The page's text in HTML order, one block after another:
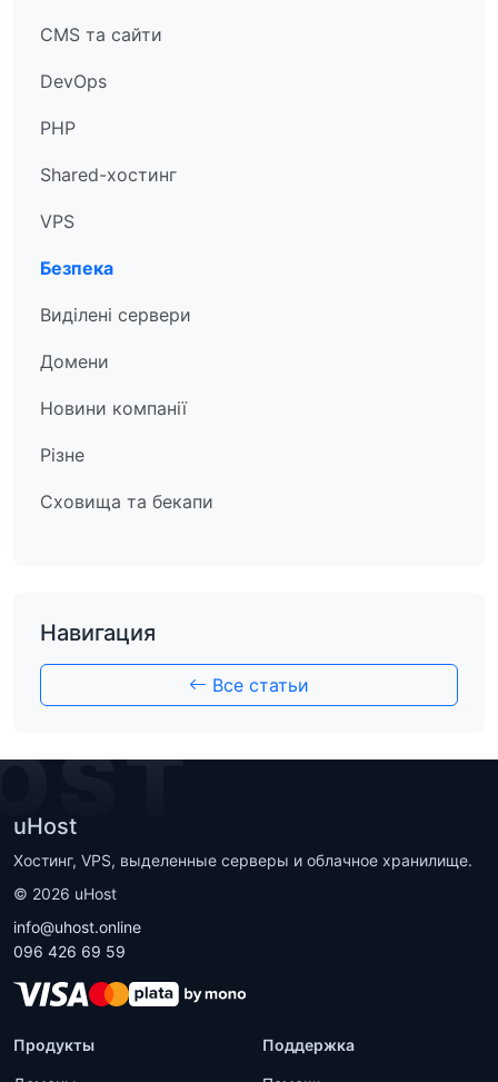
CMS та сайти
DevOps
PHP
Shared-хостинг
VPS
Безпека
Виділені сервери
Домени
Новини компанії
Різне
Сховища та бекапи
Навигация
Все статьи
uHost
Хостинг, VPS, выделенные серверы и облачное хранилище.
© 2026 uHost
info@uhost.online
096 426 69 59
Продукты Поддержка